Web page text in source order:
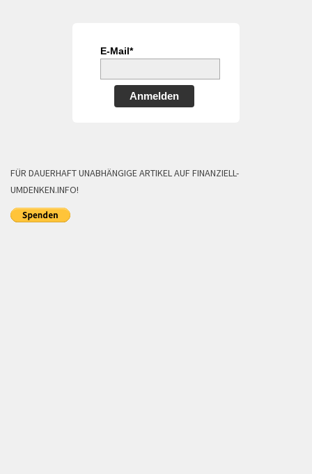
E-Mail*
Anmelden
FÜR DAUERHAFT UNABHÄNGIGE ARTIKEL AUF FINANZIELL-
UMDENKEN.INFO!